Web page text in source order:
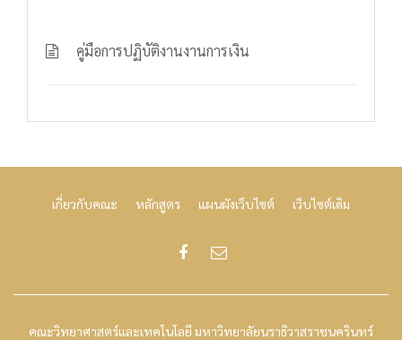
คู่มือการปฏิบัติงานงานการเงิน
เกี่ยวกับคณะ หลักสูตร แผนผังเว็บไซต์ เว็บไซต์เดิม
คณะวิทยาศาสตร์และเทคโนโลยี มหาวิทยาลัยนราธิวาสราชนครินทร์